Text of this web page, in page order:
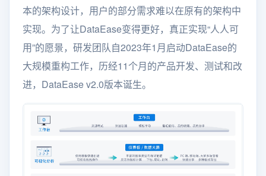
本的架构设计，用户的部分需求难以在原有的架构中
实现。为了让DataEase变得更好，真正实现“人人可
用”的愿景，研发团队自2023年1月启动DataEase的
大规模重构工作，历经11个月的产品开发、测试和改
进，DataEase v2.0版本诞生。